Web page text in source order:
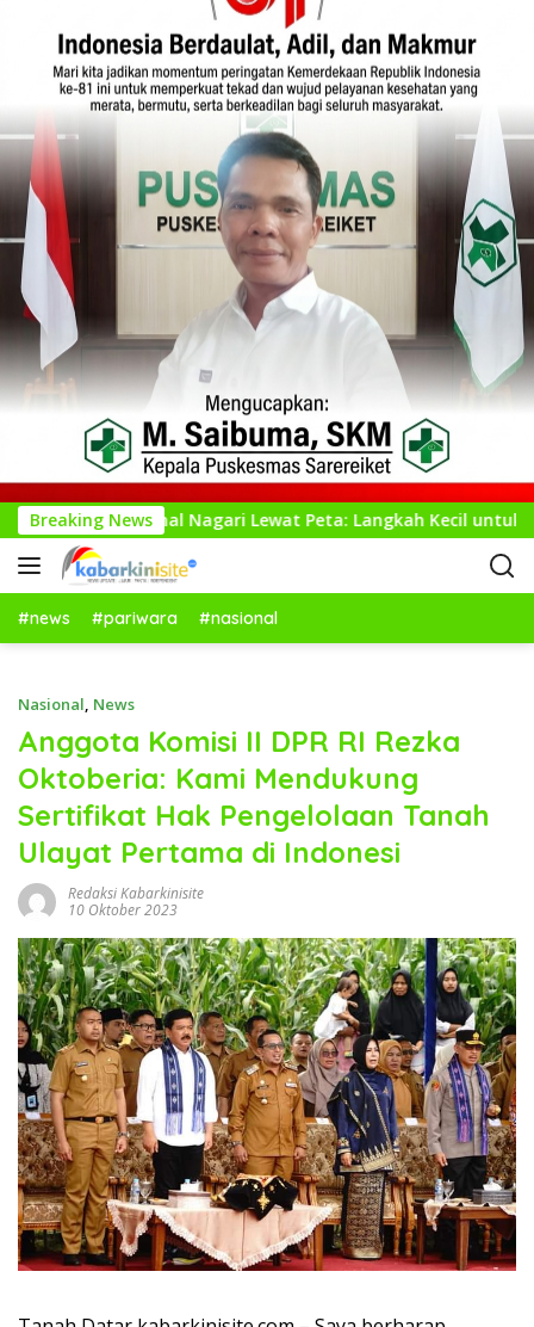
Breaking News
Nagari Lewat Peta: Langkah Kecil untuk Perencanaan
#news #pariwara #nasional
Nasional, News
Anggota Komisi II DPR RI Rezka
Oktoberia: Kami Mendukung
Sertifikat Hak Pengelolaan Tanah
Ulayat Pertama di Indonesi
Redaksi Kabarkinisite
10 Oktober 2023